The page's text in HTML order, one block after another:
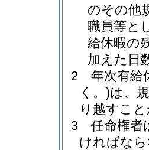
のその他
職員等と
給休暇の
加えた日
2
年次有給
く。)は、
り越すこ
3
任命権者
ければな